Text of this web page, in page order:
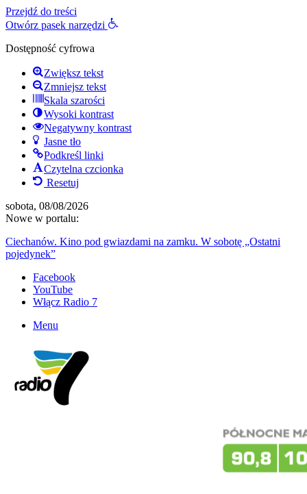
Przejdź do treści
Otwórz pasek narzędzi
Dostępność cyfrowa
Zwiększ tekst
Zmniejsz tekst
Skala szarości
Wysoki kontrast
Negatywny kontrast
Jasne tło
Podkreśl linki
Czytelna czcionka
Resetuj
sobota, 08/08/2026
Nowe w portalu:
Ciechanów. Kino pod gwiazdami na zamku. W sobotę „Ostatni
pojedynek”
Facebook
YouTube
Włącz Radio 7
Menu